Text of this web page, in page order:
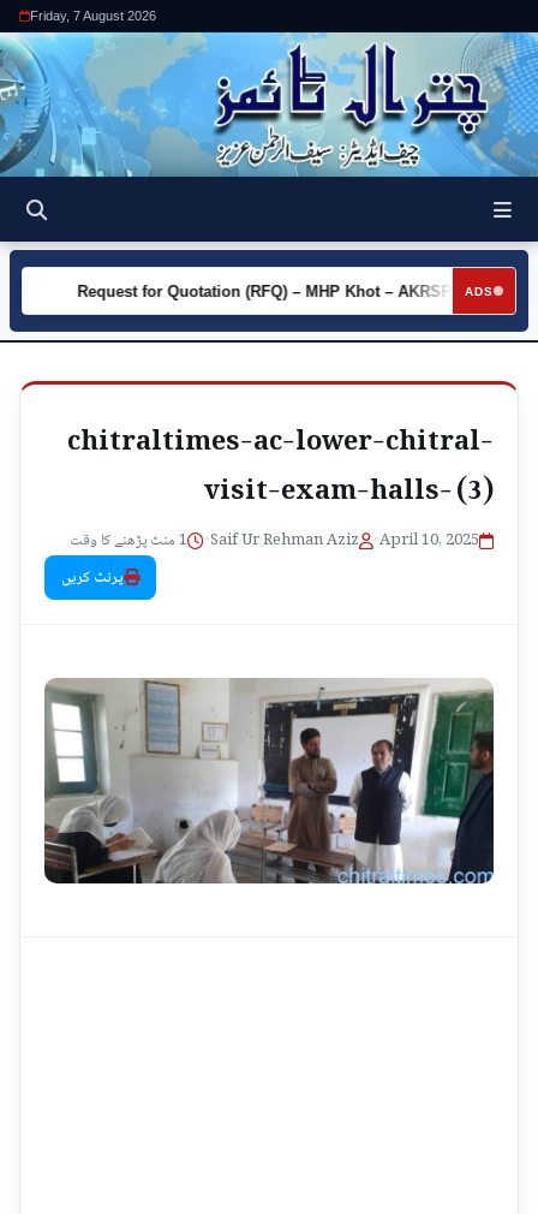
Friday, 7 August 2026
ADS
►
Request for Quotation (RFQ) – MHP Khot – AKRSP
chitraltimes-ac-lower-chitral-
visit-exam-halls- (3)
April 10, 2025
•
Saif Ur Rehman Aziz
•
1 منٹ پڑھنے کا وقت
پرنٹ کریں